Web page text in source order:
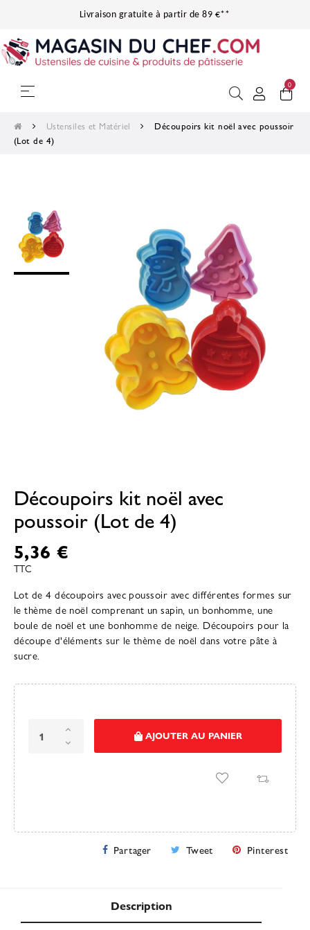
Livraison gratuite à partir de 89 €**
Basculer la navigation
☰ 0
Ustensiles et Matériel
Découpoirs kit noël avec poussoir
(Lot de 4)
Découpoirs kit noël avec
poussoir (Lot de 4)
5,36 €
TTC
Lot de 4 découpoirs avec poussoir avec différentes formes sur
le thème de noël comprenant un sapin, un bonhomme, une
boule de noël et une bonhomme de neige. Découpoirs pour la
découpe d'éléments sur le thème de noël dans votre pâte à
sucre.
AJOUTER AU PANIER
Partager Tweet Pinterest
Description